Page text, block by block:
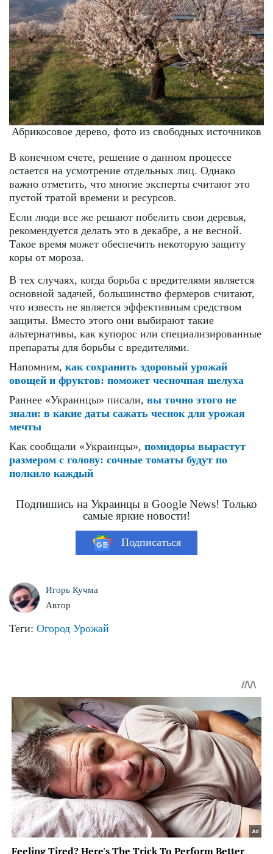
Абрикосовое дерево, фото из свободных источников
В конечном счете, решение о данном процессе
остается на усмотрение отдельных лиц. Однако
важно отметить, что многие эксперты считают это
пустой тратой времени и ресурсов.
Если люди все же решают побелить свои деревья,
рекомендуется делать это в декабре, а не весной.
Такое время может обеспечить некоторую защиту
коры от мороза.
В тех случаях, когда борьба с вредителями является
основной задачей, большинство фермеров считают,
что известь не является эффективным средством
защиты. Вместо этого они выбирают такие
альтернативы, как купорос или специализированные
препараты для борьбы с вредителями.
Напомним, как сохранить здоровый урожай
овощей и фруктов: поможет чесночная шелуха
Раннее «Украинцы» писали, вы точно этого не
знали: в какие даты сажать чеснок для урожая
мечты
Как сообщали «Украинцы», помидоры вырастут
размером с голову: сочные томаты будут по
полкило каждый
Подпишись на Украинцы в Google News! Только
самые яркие новости!
Подписаться
Игорь Кучма
Автор
Теги: Огород Урожай